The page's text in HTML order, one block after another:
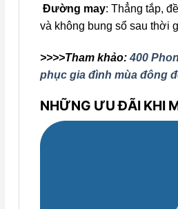
Đường may: Thẳng tắp,
và không bung sổ sau thời
>>>>Tham khảo:400
phục gia đình mùa đông
NHỮNG ƯU ĐÃI KHI